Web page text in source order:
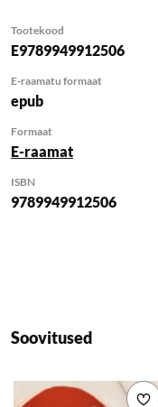
Tootekood
E9789949912506
E-raamatu formaat
epub
Formaat
E-raamat
ISBN
9789949912506
Soovitused